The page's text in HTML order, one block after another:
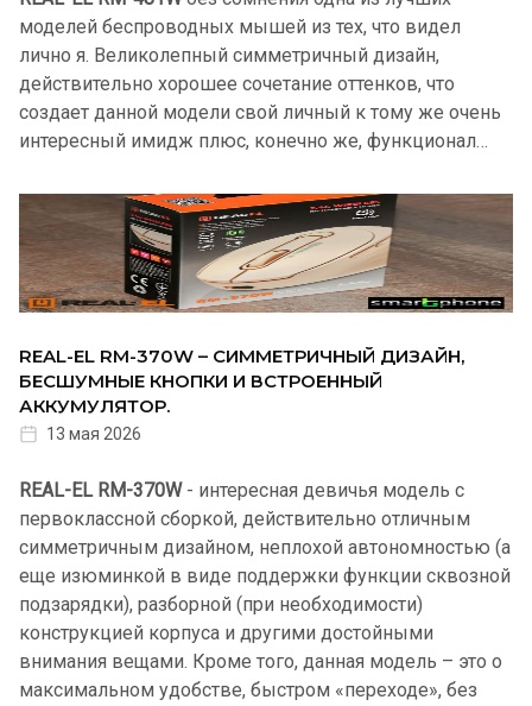
моделей беспроводных мышей из тех, что видел
лично я. Великолепный симметричный дизайн,
действительно хорошее сочетание оттенков, что
создает данной модели свой личный к тому же очень
интересный имидж плюс, конечно же, функционал…
REAL-EL RM-370W – СИММЕТРИЧНЫЙ ДИЗАЙН,
БЕСШУМНЫЕ КНОПКИ И ВСТРОЕННЫЙ
АККУМУЛЯТОР.
13 мая 2026
REAL-EL RM-370W- интересная девичья модель с
первоклассной сборкой, действительно отличным
симметричным дизайном, неплохой автономностью (а
еще изюминкой в ​​виде поддержки функции сквозной
подзарядки), разборной (при необходимости)
конструкцией корпуса и другими достойными
внимания вещами. Кроме того, данная модель – это о
максимальном удобстве, быстром «переходе», без